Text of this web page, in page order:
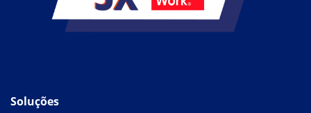
Soluções